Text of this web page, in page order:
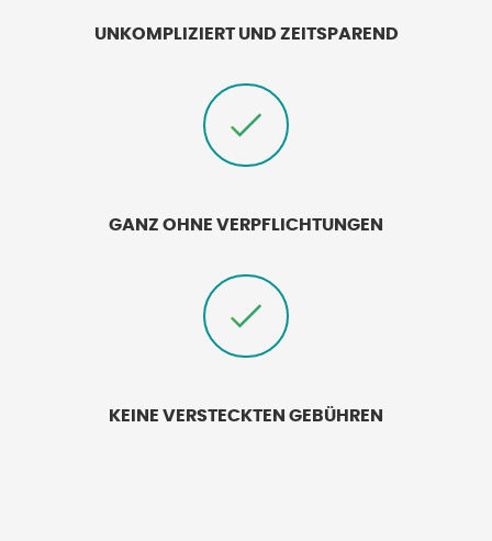
UNKOMPLIZIERT UND ZEITSPAREND
GANZ OHNE VERPFLICHTUNGEN
KEINE VERSTECKTEN GEBÜHREN